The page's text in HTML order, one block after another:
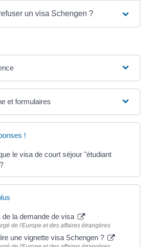
un visa Schengen ?
et formulaires
!
le visa de court séjour "étudiant
de la demande de visa
de l'Europe et des affaires étrangères
une vignette visa Schengen ?